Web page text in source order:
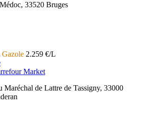
33520 Bruges
Gazole 2.259 €/L
Market
Maréchal de Lattre de Tassigny, 33000